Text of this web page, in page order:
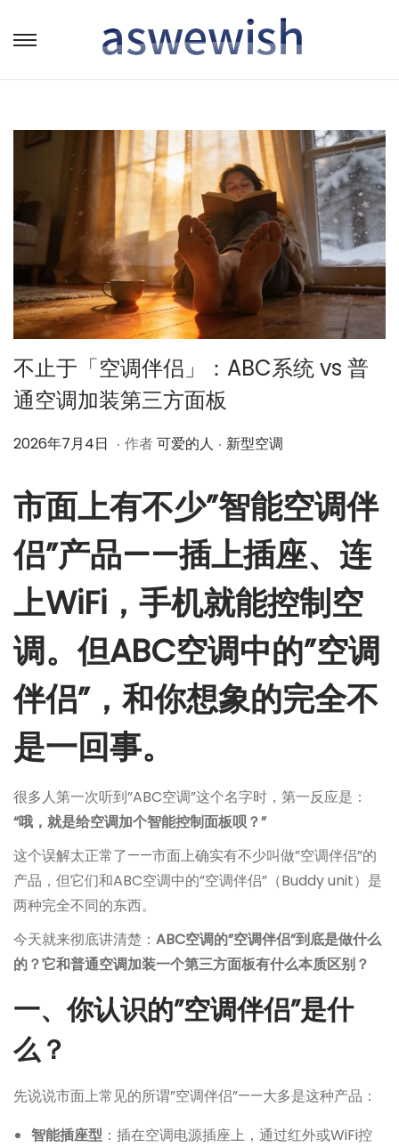
转
航
跳
容
不止于「空调伴侣」：ABC系统 vs 普
通空调加装第三方面板
作
2026年7月4日 2
2
6
年
7
4
日
. 作者可爱的人 . 作
新型空调
市面上有不少”智能空调伴
侣”产品——插上插座、连
上WiFi，手机就能控制空
调。但ABC空调中的”空调
伴侣”，和你想象的完全不
是一回事。
很多人第一次听到”ABC空调”这个名字时，第一反应是：
“哦，就是给空调加个智能控制面板呗？”
这个误解太正常了——市面上确实有不少叫做”空调伴侣”的
产品，但它们和ABC空调中的”空调伴侣”（Buddy unit）是
两种完全不同的东西。
今天就来彻底讲清楚： ABC空调的”空调伴侣”到底是做什么
的？它和普通空调加装一个第三方面板有什么本质区别？
一、你认识的”空调伴侣”是什
么？
先说说市面上常见的所谓”空调伴侣”——大多是这种产品：
智能插座型 ：插在空调电源插座上，通过红外或WiFi控